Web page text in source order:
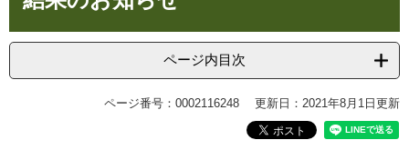
本
へ
ページ内目次
ページ番号：0002116248 更新日：2021年8月1日更新